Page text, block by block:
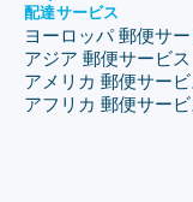
配達サービス
ヨーロッパ 郵便サ
アジア 郵便サービス
アメリカ 郵便サービ
アフリカ 郵便サービ